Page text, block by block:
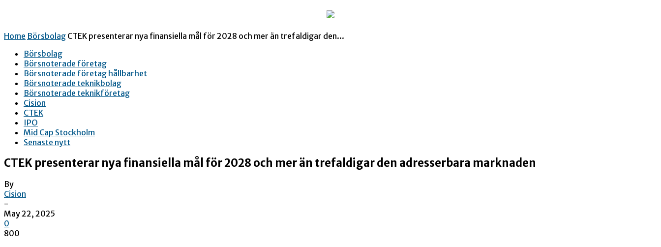
Home Börsbolag CTEK presenterar nya finansiella mål för 2028 och mer än trefaldigar den...
Börsbolag
Börsnoterade företag
Börsnoterade företag hållbarhet
Börsnoterade teknikbolag
Börsnoterade teknikföretag
Cision
CTEK
IPO
Mid Cap Stockholm
Senaste nytt
CTEK presenterar nya finansiella mål för 2028 och mer än trefaldigar den adresserbara marknaden
By
Cision
-
May 22, 2025
0
800